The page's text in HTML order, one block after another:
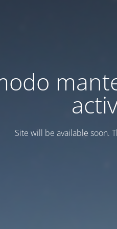
Site will be available soon.